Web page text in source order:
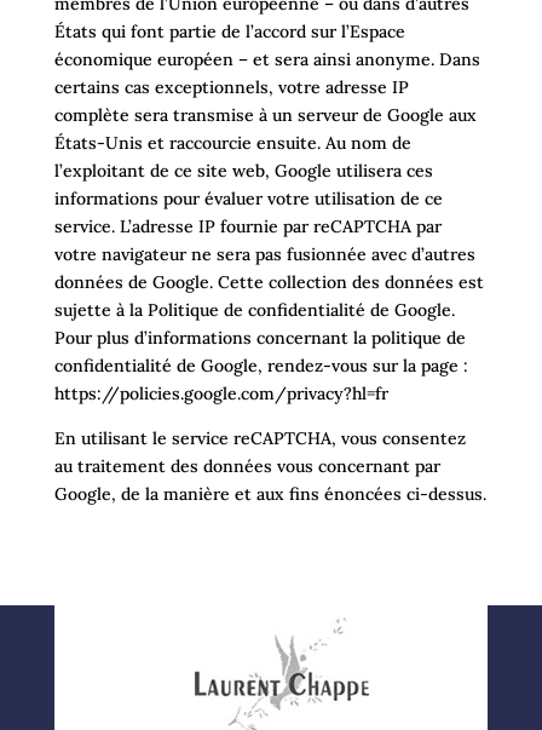
États qui font partie de l’accord sur l’Espace
économique européen – et sera ainsi anonyme. Dans
certains cas exceptionnels, votre adresse IP
complète sera transmise à un serveur de Google aux
États-Unis et raccourcie ensuite. Au nom de
l’exploitant de ce site web, Google utilisera ces
informations pour évaluer votre utilisation de ce
service. L’adresse IP fournie par reCAPTCHA par
votre navigateur ne sera pas fusionnée avec d’autres
données de Google. Cette collection des données est
sujette à la Politique de confidentialité de Google.
Pour plus d’informations concernant la politique de
confidentialité de Google, rendez-vous sur la page :
https://policies.google.com/privacy?hl=fr
En utilisant le service reCAPTCHA, vous consentez
au traitement des données vous concernant par
Google, de la manière et aux fins énoncées ci-dessus.